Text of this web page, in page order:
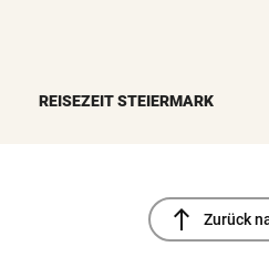
REISEZEIT STEIERMARK
north Zurück